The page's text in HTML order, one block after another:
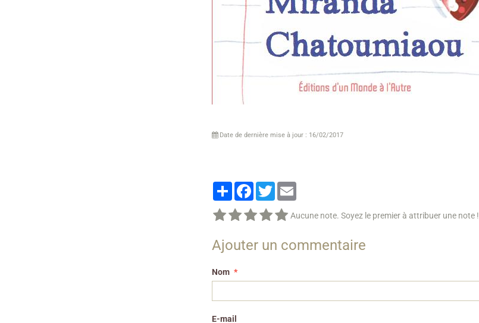
Date de dernière mise à jour : 16/02/2017
PartagerFacebook
Twitter
Aucune note. Soyez le premier à attribuer une note !
Ajouter un commentaire
Nom
E-mail